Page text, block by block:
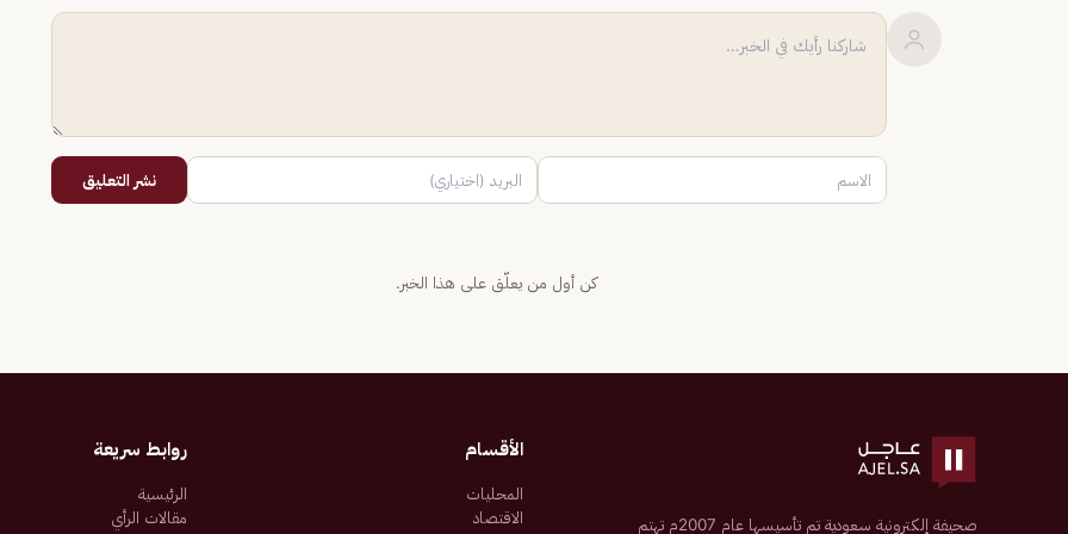
نشر التعليق
كن أول من يعلّق على هذا الخبر.
صحيفة إلكترونية سعودية تم تأسيسها عام 2007م تهتم
الأقسام
المحليات
الاقتصاد
روابط سريعة
الرئيسية
مقالات الرأي